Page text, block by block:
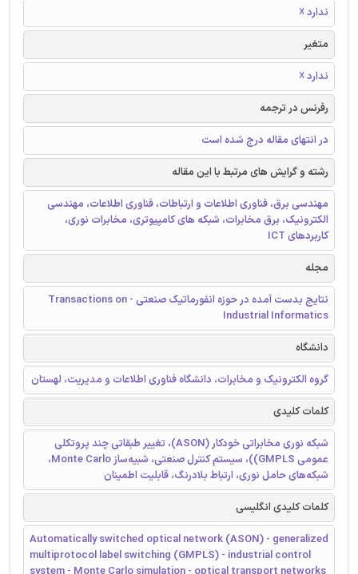
ندارد ☓
متغیر
ندارد ☓
رفرنس در ترجمه
در انتهای مقاله درج شده است
رشته و گرایش های مرتبط با این مقاله
مهندسی برق، فناوری اطلاعات و ارتباطات، فناوری اطلاعات، مهندسی
الکترونیک، برق مخابرات، شبکه های کامپیوتری، مخابرات نوری،
کاربردهای ICT
مجله
نتایج بدست آمده در حوزه انفورماتیک صنعتی - Transactions on
Industrial Informatics
دانشگاه
گروه الکترونیک و مخابرات، دانشگاه فناوری اطلاعات و مدیریت، لهستان
کلمات کلیدی
شبکه نوری مخابراتی خودکار (ASON)، تغییر طبقاتی چند پروتکلی
عمومی GMPLS))، سیستم کنترل صنعتی، شبیه‌ساز Monte Carlo،
شبکه‌های حامل نوری، ارتباط بلادرنگ، قابلیت اطمینان
کلمات کلیدی انگلیسی
Automatically switched optical network (ASON) - generalized
multiprotocol label switching (GMPLS) - industrial control